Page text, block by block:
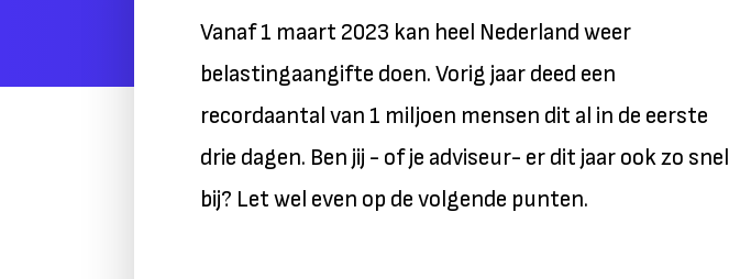
Vanaf 1 maart 2023 kan heel Nederland weer
belastingaangifte doen. Vorig jaar deed een
recordaantal van 1 miljoen mensen dit al in de eerste
drie dagen. Ben jij - of je adviseur- er dit jaar ook zo snel
bij? Let wel even op de volgende punten.